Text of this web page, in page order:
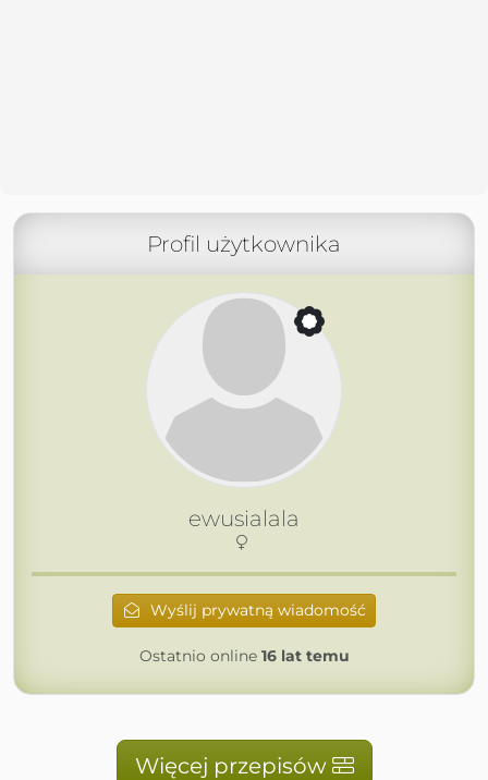
Profil użytkownika
ewusialala
Wyślij prywatną wiadomość
Ostatnio online 16 lat temu
Więcej przepisów